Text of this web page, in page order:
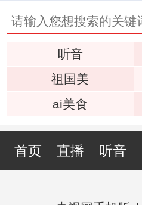
听音
祖国美
ai美食
首页 直播 听音